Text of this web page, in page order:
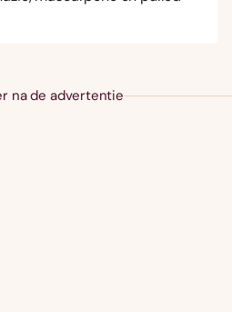
na de advertentie